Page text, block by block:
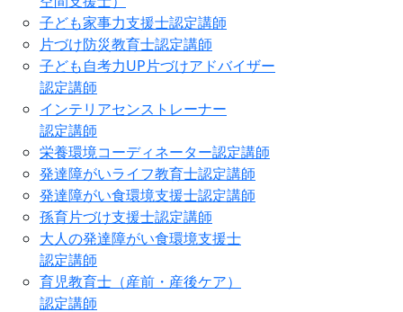
子ども家事力支援士認定講師
片づけ防災教育士認定講師
子ども自考力UP片づけアドバイザー
認定講師
インテリアセンストレーナー
認定講師
栄養環境コーディネーター認定講師
発達障がいライフ教育士認定講師
発達障がい食環境支援士認定講師
孫育片づけ支援士認定講師
大人の発達障がい食環境支援士
認定講師
育児教育士（産前・産後ケア）
認定講師